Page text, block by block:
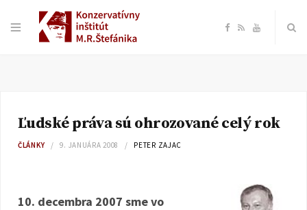
F
e
R Y
T
b
Ľudské práva sú ohrozované celý rok
ČLÁNKY 9. JANUÁRA 2008 PETER ZAJAC
10. decembra 2007 sme vo